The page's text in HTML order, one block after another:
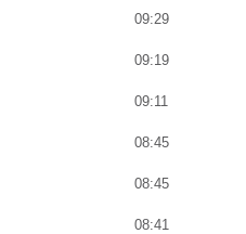
09:29
09:19
09:11
08:45
08:45
08:41